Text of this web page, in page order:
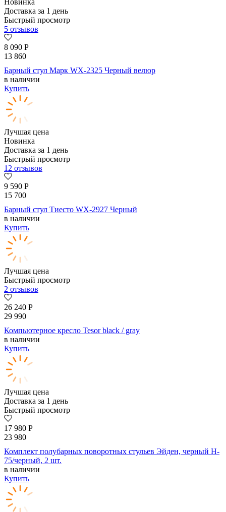
Новинка
Доставка за 1 день
Быстрый просмотр
5 отзывов
8 090 Р
13 860
Барный стул Марк WX-2325 Черный велюр
в наличии
Купить
Лучшая цена
Новинка
Доставка за 1 день
Быстрый просмотр
12 отзывов
9 590 Р
15 700
Барный стул Тиесто WX-2927 Черный
в наличии
Купить
Лучшая цена
Быстрый просмотр
2 отзывов
26 240 Р
29 990
Компьютерное кресло Tesor black / gray
в наличии
Купить
Лучшая цена
Доставка за 1 день
Быстрый просмотр
17 980 Р
23 980
Комплект полубарных поворотных стульев Эйден, черный H-
75/черный, 2 шт.
в наличии
Купить